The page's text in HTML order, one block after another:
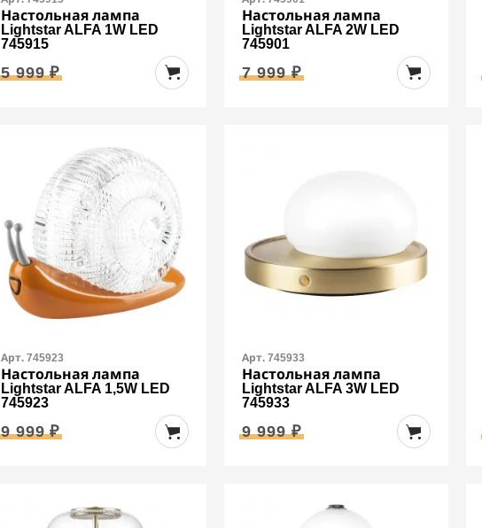
Настольная лампа
Lightstar ALFA 1W LED
745915
5 999 ₽
Настольная лампа
Lightstar ALFA 2W LED
745901
7 999 ₽
Арт. 745923
Настольная лампа
Lightstar ALFA 1,5W LED
745923
9 999 ₽
Арт. 745933
Настольная лампа
Lightstar ALFA 3W LED
745933
9 999 ₽